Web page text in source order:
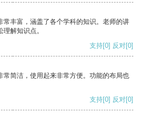
常丰富，涵盖了各个学科的知识。老师的讲
解知识点。
支持[0] 反对[0]
常简洁，使用起来非常方便。功能的布局也
支持[0] 反对[0]